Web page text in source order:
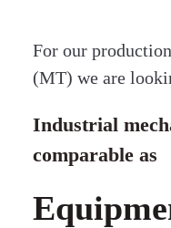
For our
(MT) we are
Industrial
comparable as